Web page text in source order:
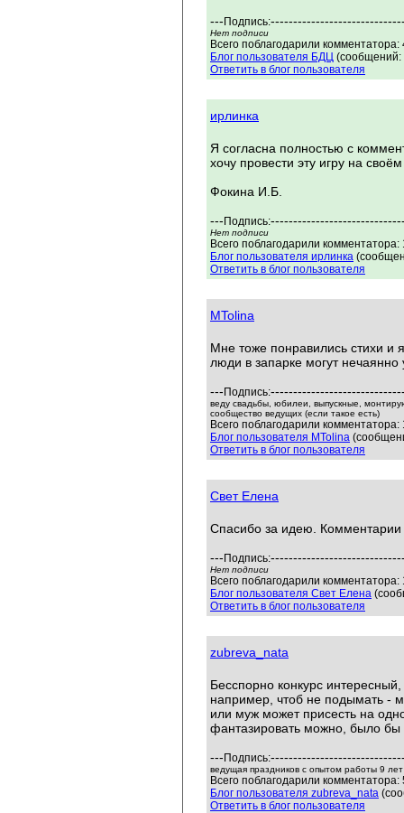
--- Подпись:
Нет подписи
Всего поблагодарили
Блог пользователя БДЦ (сообщений:
Ответить в блог пользователя
ирлинка
Я согласна полностью с
хочу провести эту игру на
Фокина И.Б.
--- Подпись:
Нет подписи
Всего поблагодарили
Блог пользователя ирлинка
Ответить в блог пользователя
MTolina
Мне тоже понравились стихи и
люди в запарке могут
--- Подпись:
веду свадьбы, юбилеи, выпускные,
сообщество ведущих (если такое есть)
Всего поблагодарили
Блог пользователя MTolina
Ответить в блог пользователя
Свет Елена
Спасибо за идею.
--- Подпись:
Нет подписи
Всего поблагодарили
Блог пользователя Свет Елена
Ответить в блог пользователя
zubreva_nata
Бесспорно конкурс
например, чтоб не подымать -
или муж может присесть на
фантазировать можно, было бы
--- Подпись:
ведущая праздников с опытом работы 9 лет
Всего поблагодарили
Блог пользователя zubreva_nata
Ответить в блог пользователя